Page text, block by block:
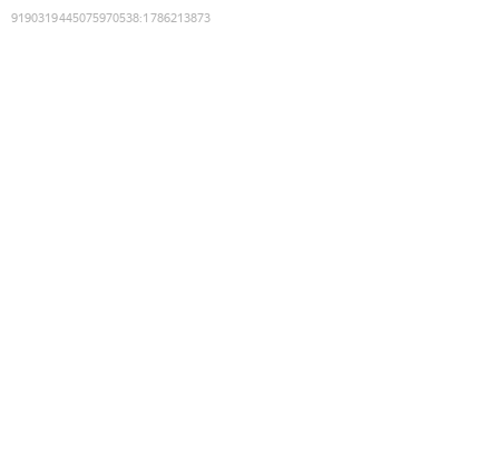
9190319445075970538:1786213873